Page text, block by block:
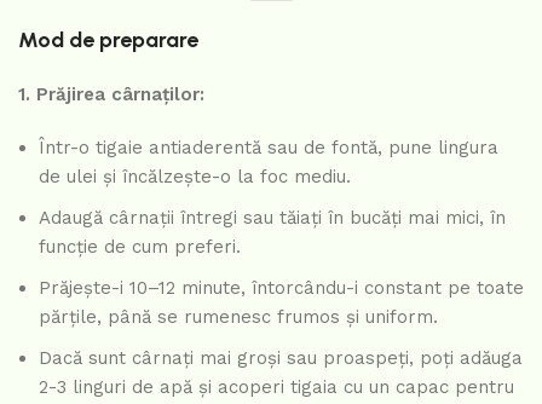
Mod de preparare
1. Prăjirea cârnaților:
Într-o tigaie antiaderentă sau de fontă, pune lingura
de ulei și încălzește-o la foc mediu.
Adaugă cârnații întregi sau tăiați în bucăți mai mici, în
funcție de cum preferi.
Prăjește-i 10–12 minute, întorcându-i constant pe toate
părțile, până se rumenesc frumos și uniform.
Dacă sunt cârnați mai groși sau proaspeți, poți adăuga
2-3 linguri de apă și acoperi tigaia cu un capac pentru